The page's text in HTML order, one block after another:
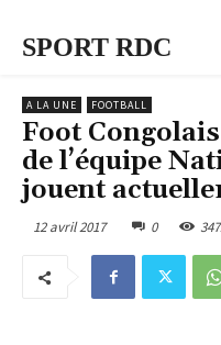
SPORT RDC
A LA UNE FOOTBALL
Foot
de l’équipe
jouent
12 avril 2017 0